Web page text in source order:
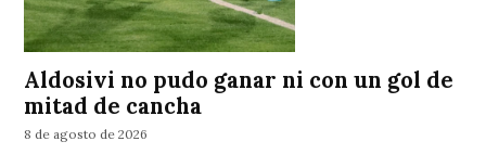
Aldosivi no pudo ganar ni con un gol de
mitad de cancha
8 de agosto de 2026